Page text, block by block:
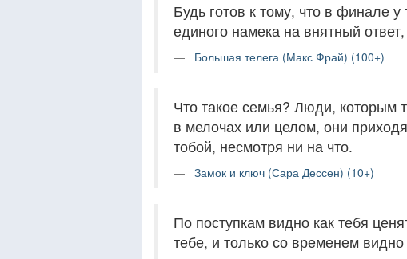
Будь готов к тому, что в финале
единого намека на внятный
Большая телега (Макс Фрай) (100+)
Что такое семья? Люди, которым
в мелочах или целом, они
тобой, несмотря ни на что.
Замок и ключ (Сара Дессен) (10+)
По поступкам видно как тебя
тебе, и только со временем